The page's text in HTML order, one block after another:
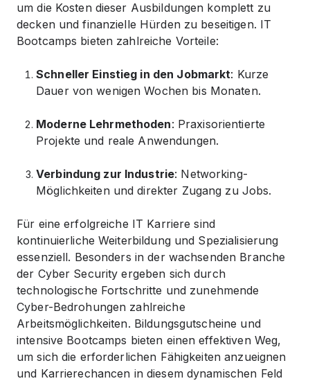
um die Kosten dieser Ausbildungen komplett zu
decken und finanzielle Hürden zu beseitigen. IT
Bootcamps bieten zahlreiche Vorteile:
Schneller Einstieg in den Jobmarkt: Kurze
Dauer von wenigen Wochen bis Monaten.
Moderne Lehrmethoden: Praxisorientierte
Projekte und reale Anwendungen.
Verbindung zur Industrie: Networking-
Möglichkeiten und direkter Zugang zu Jobs.
Für eine erfolgreiche IT Karriere sind
kontinuierliche Weiterbildung und Spezialisierung
essenziell. Besonders in der wachsenden Branche
der Cyber Security ergeben sich durch
technologische Fortschritte und zunehmende
Cyber-Bedrohungen zahlreiche
Arbeitsmöglichkeiten. Bildungsgutscheine und
intensive Bootcamps bieten einen effektiven Weg,
um sich die erforderlichen Fähigkeiten anzueignen
und Karrierechancen in diesem dynamischen Feld